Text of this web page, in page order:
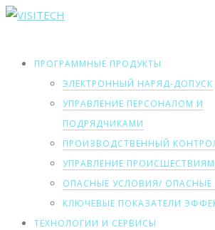
ПРОГРАММНЫЕ ПРОДУКТЫ
ЭЛЕКТРОННЫЙ НАРЯД-ДОПУСК
УПРАВЛЕНИЕ ПЕРСОНАЛОМ И
ПОДРЯДЧИКАМИ
ПРОИЗВОДСТВЕННЫЙ
УПРАВЛЕНИЕ
ОПАСНЫЕ УСЛОВИЯ/ ОПАСНЫЕ
КЛЮЧЕВЫЕ ПОКАЗАТЕЛИ
ТЕХНОЛОГИИ И СЕРВИСЫ